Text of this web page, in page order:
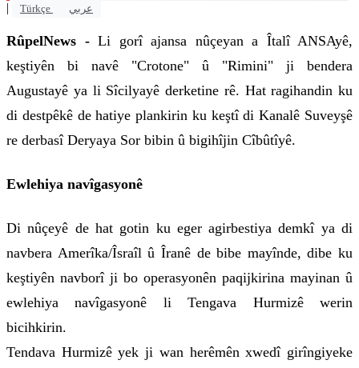
|
Türkçe عربي
RûpelNews -Li gorî ajansa nûçeyan a Îtalî ANSAyê,
keştiyên bi navê "Crotone" û "Rimini" ji bendera
Augustayê ya li Sîcilyayê derketine rê. Hat ragihandin ku
di destpêkê de hatiye plankirin ku keştî di Kanalê Suveyşê
re derbasî Deryaya Sor bibin û bigihîjin Cîbûtîyê.
Ewlehiya navîgasyonê
Di nûçeyê de hat gotin ku eger agirbestiya demkî ya di
navbera Amerîka/Îsraîl û Îranê de bibe mayînde, dibe ku
keştiyên navborî ji bo operasyonên paqijkirina mayinan û
ewlehiya navîgasyonê li Tengava Hurmizê werin
bicihkirin.
Tendava Hurmizê yek ji wan herêmên xwedî girîngiyeke